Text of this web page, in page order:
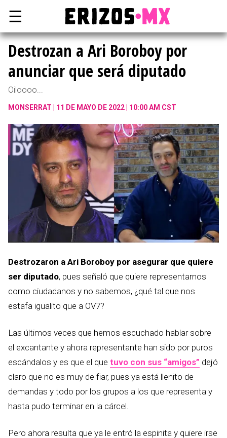
☰
Destrozan a Ari Boroboy por
anunciar que será diputado
Oiloooo...
MONSERRAT 11 DE MAYO DE 2022 | 10:00 AM CST
Destrozaron a Ari Boroboy por asegurar que quiere
ser diputado, pues señaló que quiere representarnos
como ciudadanos y no sabemos, ¿qué tal que nos
estafa igualito que a OV7?
Las últimos veces que hemos escuchado hablar sobre
el excantante y ahora representante han sido por puros
escándalos y es que el que tuvo con sus “amigos” dejó
claro que no es muy de fiar, pues ya está llenito de
demandas y todo por los grupos a los que representa y
hasta pudo terminar en la cárcel.
Pero ahora resulta que ya le entró la espinita y quiere irse